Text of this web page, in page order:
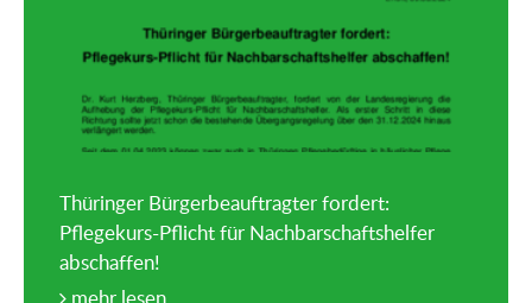
Thüringer Bürgerbeauftragter fordert:
Pflegekurs-Pflicht für Nachbarschaftshelfer
abschaffen!
mehr lesen